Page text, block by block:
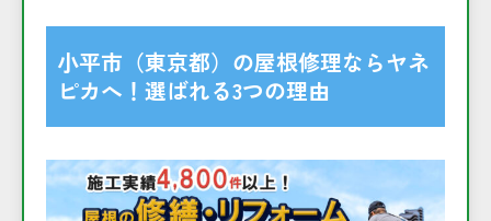
小平市（東京都）の屋根修理ならヤネ
ピカへ！選ばれる3つの理由